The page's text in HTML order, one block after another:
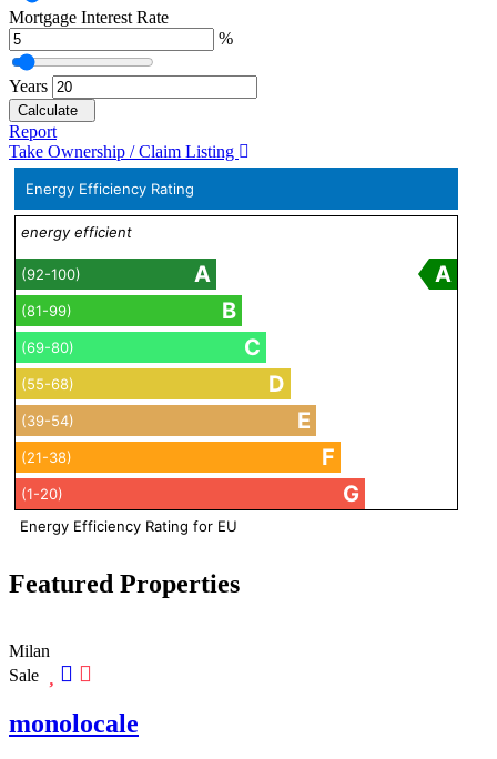
Mortgage Interest Rate
%
Years
Calculate
Report
Take Ownership / Claim Listing
Energy Efficiency Rating
energy efficient
(92-100) A
(81-99) B
(69-80) C
(55-68) D
(39-54) E
(21-38) F
(1-20) G
A
Energy Efficiency Rating for EU
Featured Properties
Milan
Sale
monolocale